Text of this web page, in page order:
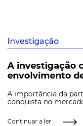
Investigação
A investigação
envolvimento
A importância da
conquista no
Continuar a ler